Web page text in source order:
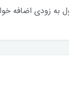
به زودی اضافه